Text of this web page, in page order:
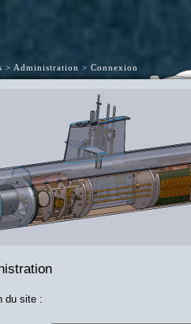
Administration Connexion
du site :